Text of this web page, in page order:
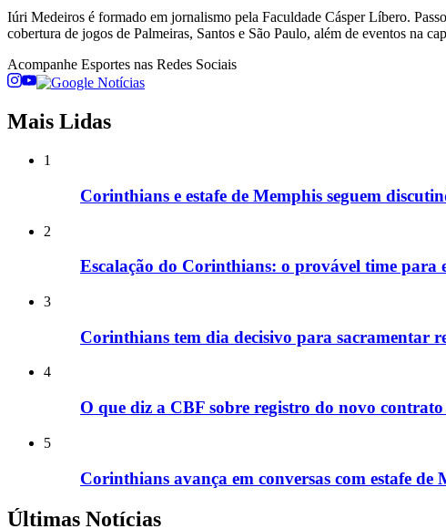
Iúri Medeiros é formado em jornalismo pela Faculdade Cásper Líbero.
cobertura de jogos de Palmeiras, Santos e São Paulo, além de eventos na
Acompanhe Esportes nas Redes Sociais
Mais Lidas
1
Corinthians e estafe de Memphis seguem
2
Escalação do Corinthians: o provável time
3
Corinthians tem dia decisivo para sacramentar
4
O que diz a CBF sobre registro do novo
5
Corinthians avança em conversas com estafe de
Últimas Notícias